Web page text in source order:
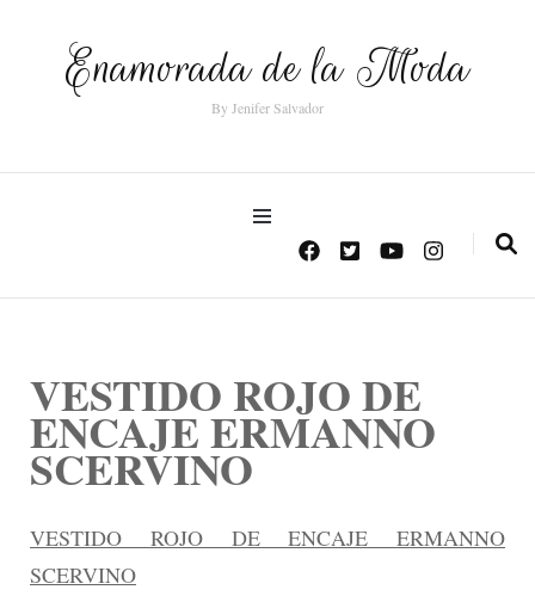
Enamorada de la Moda
By Jenifer Salvador
VESTIDO ROJO DE
ENCAJE ERMANNO
SCERVINO
VESTIDO ROJO DE ENCAJE ERMANNO
SCERVINO